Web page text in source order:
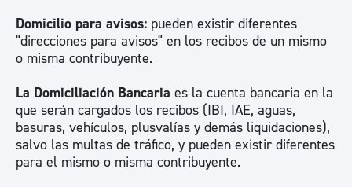
Domicilio para avisos: pueden existir diferentes
"direcciones para avisos" en los recibos de un mismo
o misma contribuyente.
La Domiciliación Bancaria es la cuenta bancaria en la
que serán cargados los recibos (IBI, IAE, aguas,
basuras, vehículos, plusvalías y demás liquidaciones),
salvo las multas de tráfico, y pueden existir diferentes
para el mismo o misma contribuyente.